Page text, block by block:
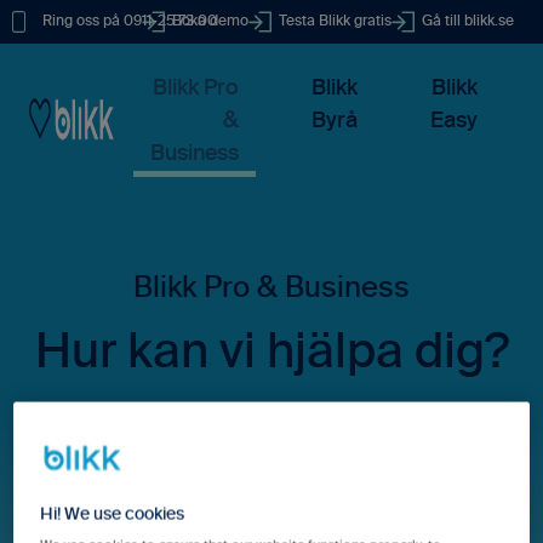
Ring oss på 0911-25 73 00
Boka demo Testa Blikk gratis Gå till blikk.se
Blikk Pro
&
Business
Blikk
Byrå
Blikk
Easy
Hur kan vi hjälpa dig?
Hi! We use cookies